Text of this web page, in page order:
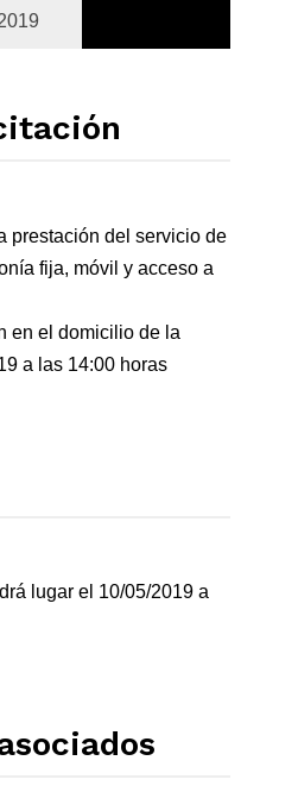
prestación del servicio de
fija, móvil y acceso a
en el domicilio de la
a las 14:00 horas
lugar el 10/05/2019 a